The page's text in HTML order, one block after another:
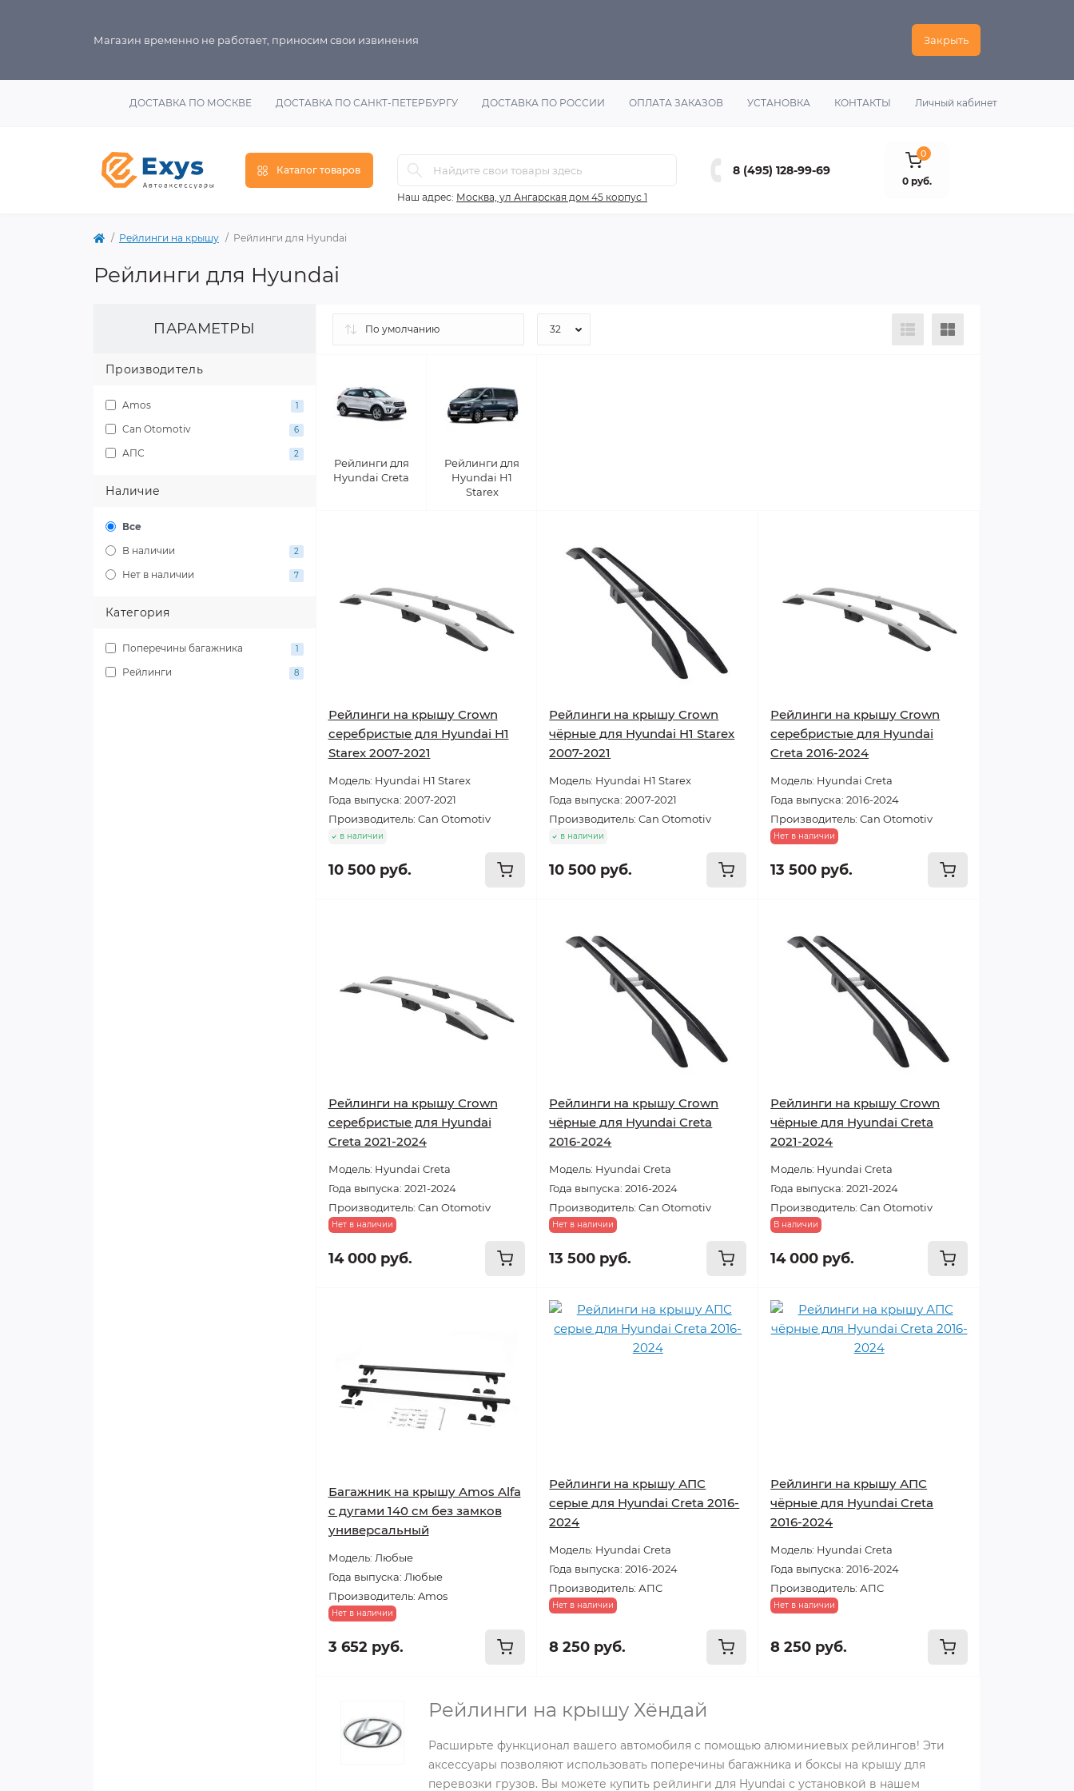
Магазин временно не работает, приносим свои извинения Закрыть
ДОСТАВКА ПО МОСКВЕ ДОСТАВКА ПО САНКТ-ПЕТЕРБУРГУ ДОСТАВКА ПО РОССИИ ОПЛАТА ЗАКАЗОВ УСТАНОВКА КОНТАКТЫ Личный кабинет
Каталог товаров
Наш адрес: Москва, ул Ангарская дом 45 корпус 1
8 (495) 128-99-69
0
0 руб.
Рейлинги на крышу Рейлинги для Hyundai
Рейлинги для Hyundai
ПАРАМЕТРЫ
Производитель
Amos 1
Can Otomotiv 6
АПС 2
Наличие
Все
В наличии
2
Нет в наличии 7
Категория
Поперечины багажника 1
Рейлинги 8
Рейлинги для
Hyundai Creta
Рейлинги для
Hyundai H1
Starex
Рейлинги на крышу Crown
серебристые для Hyundai H1
Starex 2007-2021
Модель: Hyundai H1 Starex
Года выпуска: 2007-2021
Производитель: Can Otomotiv
в наличии
10 500 руб.
Рейлинги на крышу Crown
чёрные для Hyundai H1 Starex
2007-2021
Модель: Hyundai H1 Starex
Года выпуска: 2007-2021
Производитель: Can Otomotiv
в наличии
10 500 руб.
Рейлинги на крышу Crown
серебристые для Hyundai
Creta 2016-2024
Модель: Hyundai Creta
Года выпуска: 2016-2024
Производитель: Can Otomotiv
Нет в наличии
13 500 руб.
Рейлинги на крышу Crown
серебристые для Hyundai
Creta 2021-2024
Модель: Hyundai Creta
Года выпуска: 2021-2024
Производитель: Can Otomotiv
Нет в наличии
14 000 руб.
Рейлинги на крышу Crown
чёрные для Hyundai Creta
2016-2024
Модель: Hyundai Creta
Года выпуска: 2016-2024
Производитель: Can Otomotiv
Нет в наличии
13 500 руб.
Рейлинги на крышу Crown
чёрные для Hyundai Creta
2021-2024
Модель: Hyundai Creta
Года выпуска: 2021-2024
Производитель: Can Otomotiv
В наличии
14 000 руб.
Багажник на крышу Amos Alfa
с дугами 140 см без замков
универсальный
Модель: Любые
Года выпуска: Любые
Производитель: Amos
Нет в наличии
3 652 руб.
Рейлинги на крышу АПС
серые для Hyundai Creta 2016-
2024
Модель: Hyundai Creta
Года выпуска: 2016-2024
Производитель: АПС
Нет в наличии
8 250 руб.
Рейлинги на крышу АПС
чёрные для Hyundai Creta
2016-2024
Модель: Hyundai Creta
Года выпуска: 2016-2024
Производитель: АПС
Нет в наличии
8 250 руб.
Рейлинги на крышу Хёндай
Расширьте функционал вашего автомобиля с помощью алюминиевых рейлингов! Эти
аксессуары позволяют использовать поперечины багажника и боксы на крышу для
перевозки грузов. Вы можете купить рейлинги для Hyundai с установкой в нашем